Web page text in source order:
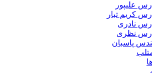
علیپور
کریم تبار
نادری
نظری
پاسبان